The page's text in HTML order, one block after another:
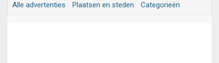
Alle advertenties
Plaatsen en steden Categorieën